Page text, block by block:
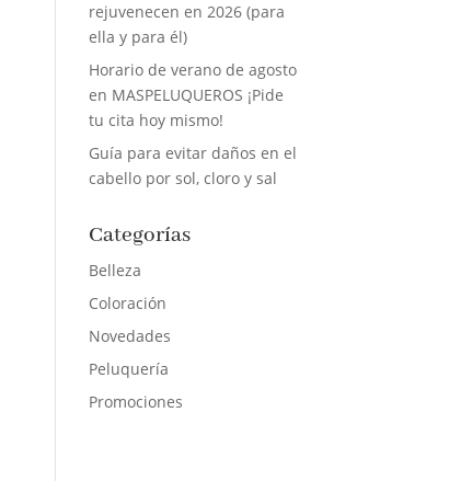
rejuvenecen en 2026 (para
ella y para él)
Horario de verano de agosto
en MASPELUQUEROS ¡Pide
tu cita hoy mismo!
Guía para evitar daños en el
cabello por sol, cloro y sal
Categorías
Belleza
Coloración
Novedades
Peluquería
Promociones